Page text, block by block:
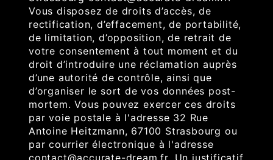
Vous disposez de droits d’accès, de
rectification, d’effacement, de portabilité,
de limitation, d’opposition, de retrait de
votre consentement à tout moment et du
droit d’introduire une réclamation auprès
d’une autorité de contrôle, ainsi que
d’organiser le sort de vos données post-
mortem. Vous pouvez exercer ces droits
par voie postale à l'adresse 32 Rue
Antoine Heitzmann, 67100 Strasbourg ou
par courrier électronique à l'adresse
contact@accurate-dream.fr. Un justificatif